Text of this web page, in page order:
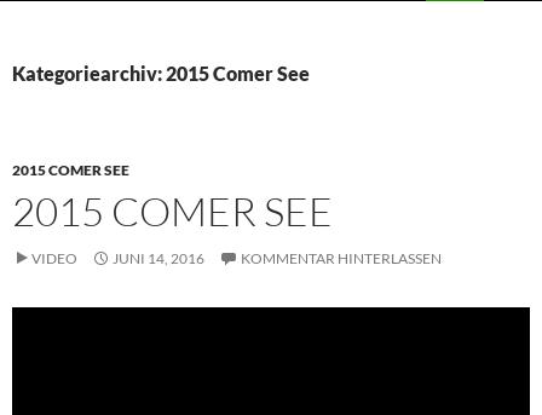
Kategoriearchiv: 2015 Comer See
2015 COMER SEE
2015 COMER SEE
VIDEO JUNI 14, 2016 KOMMENTAR HINTERLASSEN